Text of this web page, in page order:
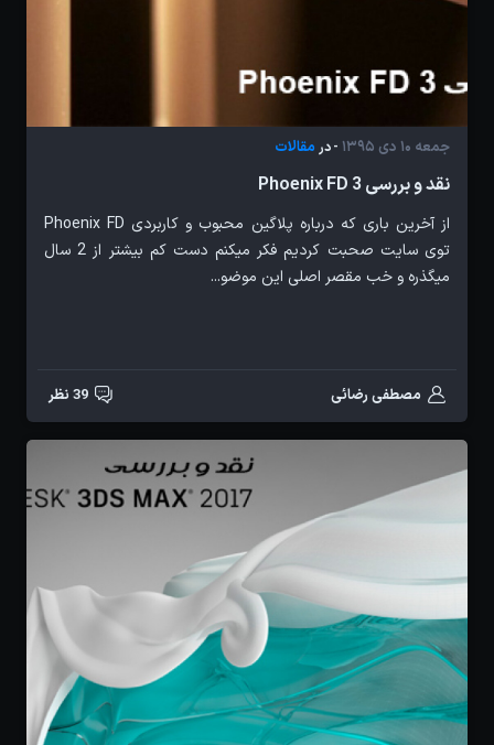
جمعه 10 دی 1395 - در مقالات
نقد و بررسی Phoenix FD 3
از آخرین باری که درباره پلاگین محبوب و کاربردی Phoenix FD
توی سایت صحبت کردیم فکر میکنم دست کم بیشتر از 2 سال
میگذره و خب مقصر اصلی این موضو...
مصطفی رضائی 39 نظر